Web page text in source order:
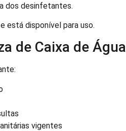
dos desinfetantes.
está disponível para uso.
de Caixa de Água
vigentes